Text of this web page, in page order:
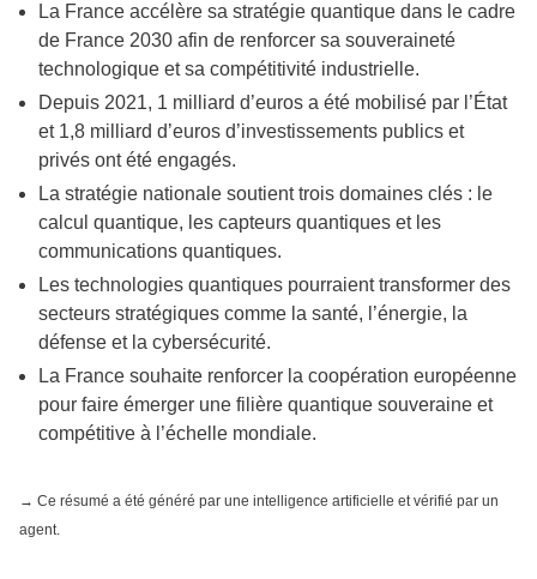
La France accélère sa stratégie quantique dans le cadre
de France 2030 afin de renforcer sa souveraineté
technologique et sa compétitivité industrielle.
Depuis 2021, 1 milliard d’euros a été mobilisé par l’État
et 1,8 milliard d’euros d’investissements publics et
privés ont été engagés.
La stratégie nationale soutient trois domaines clés : le
calcul quantique, les capteurs quantiques et les
communications quantiques.
Les technologies quantiques pourraient transformer des
secteurs stratégiques comme la santé, l’énergie, la
défense et la cybersécurité.
La France souhaite renforcer la coopération européenne
pour faire émerger une filière quantique souveraine et
compétitive à l’échelle mondiale.
→ Ce résumé a été généré par une intelligence artificielle et vérifié par un
agent.